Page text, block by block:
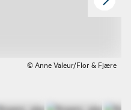
© Anne Valeur/Flor & Fjære